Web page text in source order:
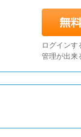
ログインす
管理が出来